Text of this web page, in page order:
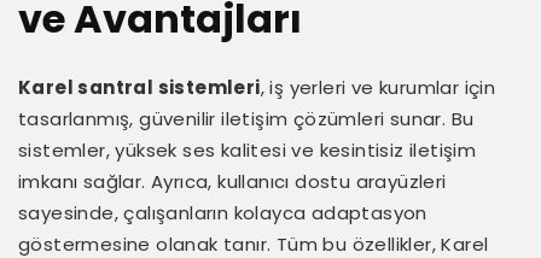
ve Avantajları
Karel santral sistemleri, iş yerleri ve kurumlar için
tasarlanmış, güvenilir iletişim çözümleri sunar. Bu
sistemler, yüksek ses kalitesi ve kesintisiz iletişim
imkanı sağlar. Ayrıca, kullanıcı dostu arayüzleri
sayesinde, çalışanların kolayca adaptasyon
göstermesine olanak tanır. Tüm bu özellikler, Karel